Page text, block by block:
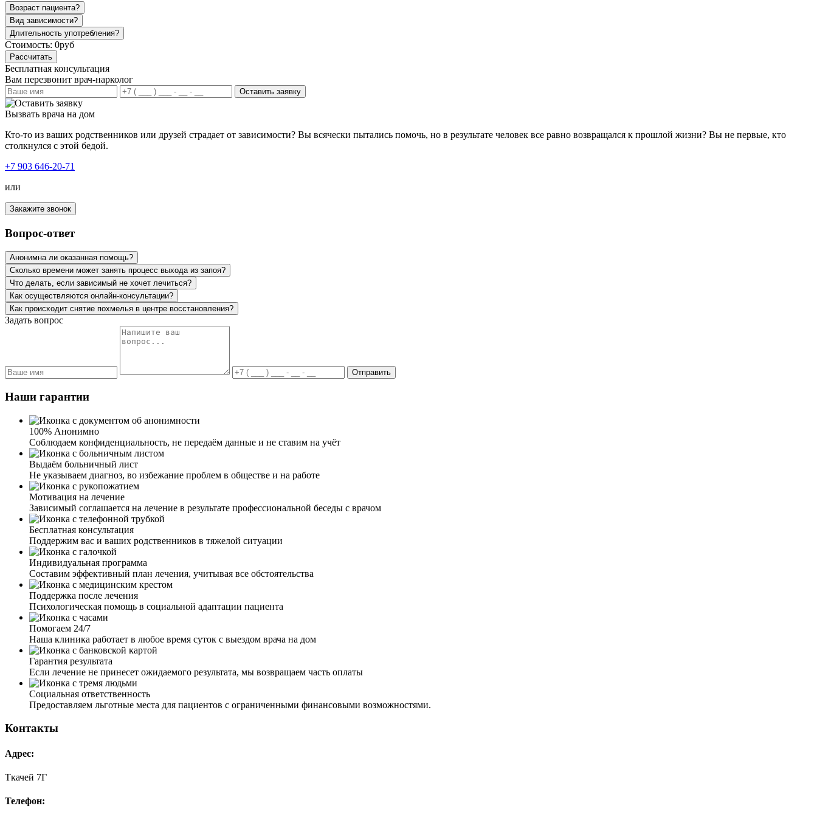
Возраст пациента?
Вид зависимости?
Длительность употребления?
Стоимость: 0руб
Рассчитать
Бесплатная консультация
Вам перезвонит врач-нарколог
Оставить заявку
Вызвать врача на дом
Кто-то из ваших родственников или друзей страдает от зависимости? Вы всячески пытались помочь, но в результате человек все равно возвращался к прошлой жизни? Вы не первые, кто
столкнулся с этой бедой.
+7 903 646-20-71
или
Закажите звонок
Вопрос-ответ
Анонимна ли оказанная помощь?
Сколько времени может занять процесс выхода из запоя?
Что делать, если зависимый не хочет лечиться?
Как осуществляются онлайн-консультации?
Как происходит снятие похмелья в центре восстановления?
Задать вопрос
Отправить
Наши гарантии
100% Анонимно
Соблюдаем конфиденциальность, не передаём данные и не ставим на учёт
Выдаём больничный лист
Не указываем диагноз, во избежание проблем в обществе и на работе
Мотивация на лечение
Зависимый соглашается на лечение в результате профессиональной беседы с врачом
Бесплатная консультация
Поддержим вас и ваших родственников в тяжелой ситуации
Индивидуальная программа
Составим эффективный план лечения, учитывая все обстоятельства
Поддержка после лечения
Психологическая помощь в социальной адаптации пациента
Помогаем 24/7
Наша клиника работает в любое время суток с выездом врача на дом
Гарантия результата
Если лечение не принесет ожидаемого результата, мы возвращаем часть оплаты
Социальная ответственность
Предоставляем льготные места для пациентов с ограниченными финансовыми возможностями.
Контакты
Адрес:
Ткачей 7Г
Телефон: